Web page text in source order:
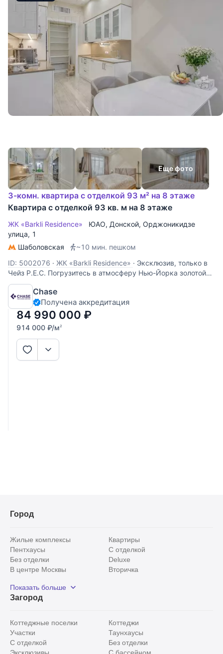
Еще фото
3-комн. квартира с отделкой 93 м² на 8 этаже
Квартира с отделкой 93 кв. м на 8 этаже
ЖК «Barkli Residence» ЮАО, Донской, Орджоникидзе
улица, 1
Шаболовская
~10 мин. пешком
ID: 5002076 · ЖК «Barkli Residence» · Эксклюзив, только в
Чейз Р.Е.С. Погрузитесь в атмосферу Нью-Йорка золотой
эпохи, не покидая центра Москвы. В премиальном ЖК
«Баркли Резиденс», исполненном в духе элегантной
архитектуры 1930–50-х годов, открывается возможность
стать владельцем
Chase
Получена аккредитация
84 990 000 ₽
914 000 ₽/м2
Город
Жилые комплексы
Квартиры
Пентхаусы
С отделкой
Без отделки
Deluxe
В центре Москвы
Вторичка
Рядом с парком
С панорамными окнами
Показать больше
Загород
Коттеджные поселки
Коттеджи
Участки
Таунхаусы
С отделкой
Без отделки